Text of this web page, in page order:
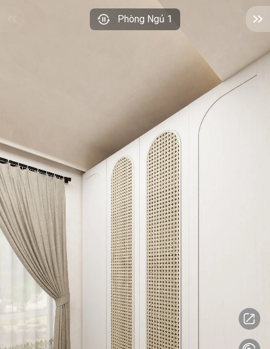
Phòng Ngủ 1